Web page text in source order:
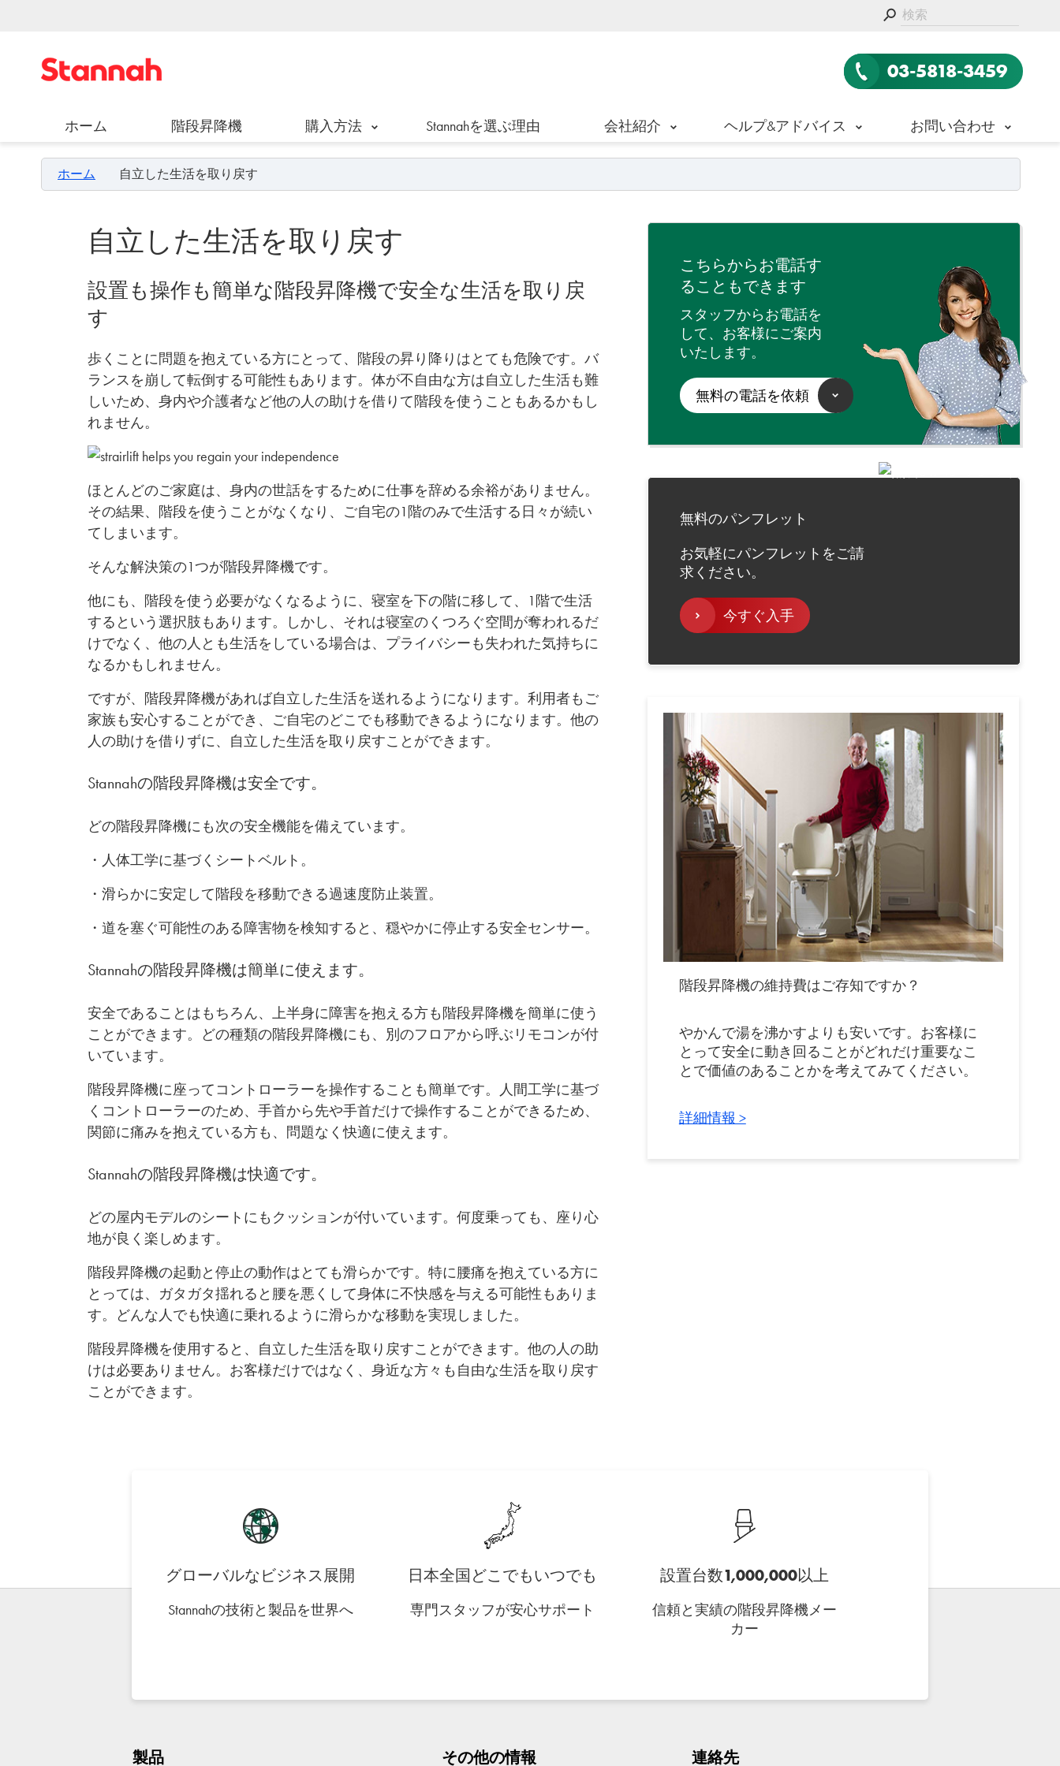
03-5818-3459
ホーム 階段昇降機 購入方法 Stannahを選ぶ理由 会社紹介 ヘルプ&アドバイス お問い合わせ
ホーム 自立した生活を取り戻す
自立した生活を取り戻す
設置も操作も簡単な階段昇降機で安全な生活を取り戻
す
歩くことに問題を抱えている方にとって、階段の昇り降りはとても危険です。バ
ランスを崩して転倒する可能性もあります。体が不自由な方は自立した生活も難
しいため、身内や介護者など他の人の助けを借りて階段を使うこともあるかもし
れません。
ほとんどのご家庭は、身内の世話をするために仕事を辞める余裕がありません。
その結果、階段を使うことがなくなり、ご自宅の1階のみで生活する日々が続い
てしまいます。
そんな解決策の1つが階段昇降機です。
他にも、階段を使う必要がなくなるように、寝室を下の階に移して、1階で生活
するという選択肢もあります。しかし、それは寝室のくつろぐ空間が奪われるだ
けでなく、他の人とも生活をしている場合は、プライバシーも失われた気持ちに
なるかもしれません。
ですが、階段昇降機があれば自立した生活を送れるようになります。利用者もご
家族も安心することができ、ご自宅のどこでも移動できるようになります。他の
人の助けを借りずに、自立した生活を取り戻すことができます。
Stannahの階段昇降機は安全です。
どの階段昇降機にも次の安全機能を備えています。
・人体工学に基づくシートベルト。
・滑らかに安定して階段を移動できる過速度防止装置。
・道を塞ぐ可能性のある障害物を検知すると、穏やかに停止する安全センサー。
Stannahの階段昇降機は簡単に使えます。
安全であることはもちろん、上半身に障害を抱える方も階段昇降機を簡単に使う
ことができます。どの種類の階段昇降機にも、別のフロアから呼ぶリモコンが付
いています。
階段昇降機に座ってコントローラーを操作することも簡単です。人間工学に基づ
くコントローラーのため、手首から先や手首だけで操作することができるため、
関節に痛みを抱えている方も、問題なく快適に使えます。
Stannahの階段昇降機は快適です。
どの屋内モデルのシートにもクッションが付いています。何度乗っても、座り心
地が良く楽しめます。
階段昇降機の起動と停止の動作はとても滑らかです。特に腰痛を抱えている方に
とっては、ガタガタ揺れると腰を悪くして身体に不快感を与える可能性もありま
す。どんな人でも快適に乗れるように滑らかな移動を実現しました。
階段昇降機を使用すると、自立した生活を取り戻すことができます。他の人の助
けは必要ありません。お客様だけではなく、身近な方々も自由な生活を取り戻す
ことができます。
こちらからお電話す
ることもできます
スタッフからお電話を
して、お客様にご案内
いたします。
無料の電話を依頼
無料のパンフレット
お気軽にパンフレットをご請
求ください。
今すぐ入手
階段昇降機の維持費はご存知ですか？
やかんで湯を沸かすよりも安いです。お客様に
とって安全に動き回ることがどれだけ重要なこ
とで価値のあることかを考えてみてください。
詳細情報 >
グローバルなビジネス展開
Stannahの技術と製品を世界へ
日本全国どこでもいつでも
専門スタッフが安心サポート
設置台数1,000,000以上
信頼と実績の階段昇降機メー
カー
製品 その他の情報 連絡先